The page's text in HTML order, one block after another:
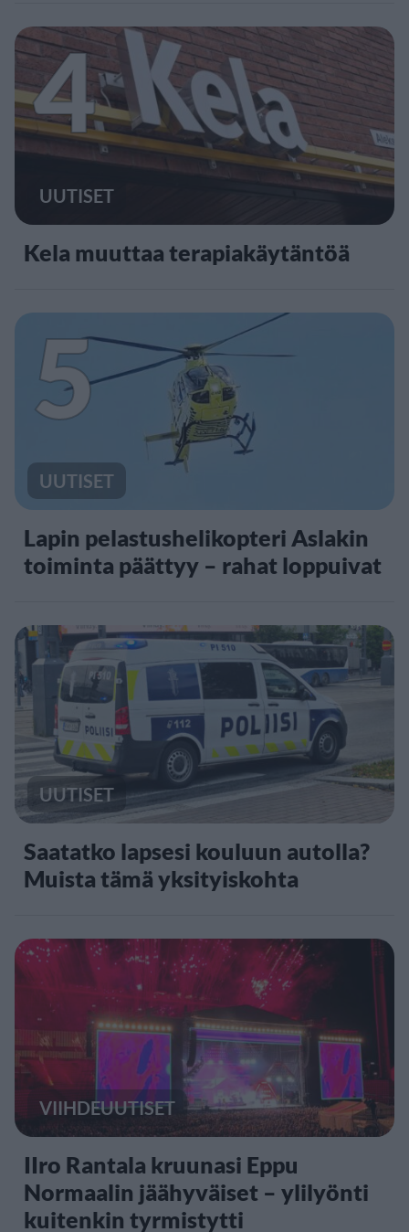
4
UUTISET
Kela muuttaa terapiakäytäntöä
5
UUTISET
Lapin pelastushelikopteri Aslakin
toiminta päättyy – rahat loppuivat
UUTISET
Saatatko lapsesi kouluun autolla?
Muista tämä yksityiskohta
VIIHDEUUTISET
IIro Rantala kruunasi Eppu
Normaalin jäähyväiset – ylilyönti
kuitenkin tyrmistytti